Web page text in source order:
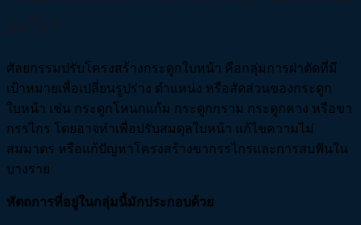
ศัลยกรรมปรับโครงสร้างกระดูกใบหน้า คือกลุ่มการผ่าตัดที่มี
เป้าหมายเพื่อเปลี่ยนรูปร่าง ตำแหน่ง หรือสัดส่วนของกระดูก
ใบหน้า เช่น กระดูกโหนกแก้ม กระดูกกราม กระดูกคาง หรือขา
กรรไกร โดยอาจทำเพื่อปรับสมดุลใบหน้า แก้ไขความไม่
สมมาตร หรือแก้ปัญหาโครงสร้างขากรรไกรและการสบฟันใน
บางราย
หัตถการที่อยู่ในกลุ่มนี้มักประกอบด้วย